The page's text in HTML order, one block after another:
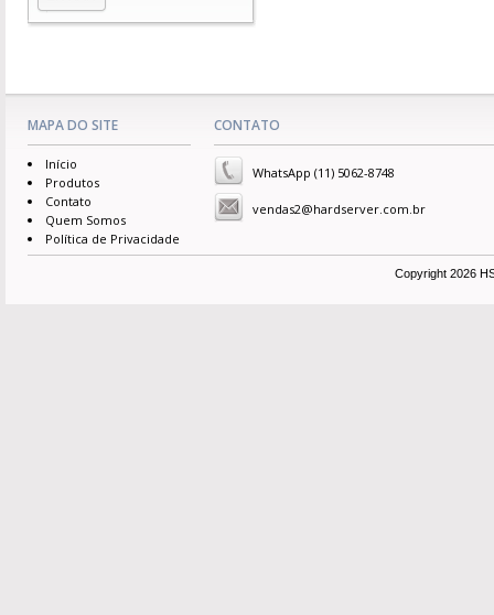
MAPA DO SITE
Início
Produtos
Contato
Quem Somos
Política de Privacidade
CONTATO
WhatsApp (11) 5062-8748
vendas2@hardserver.com.br
Copyright 2026